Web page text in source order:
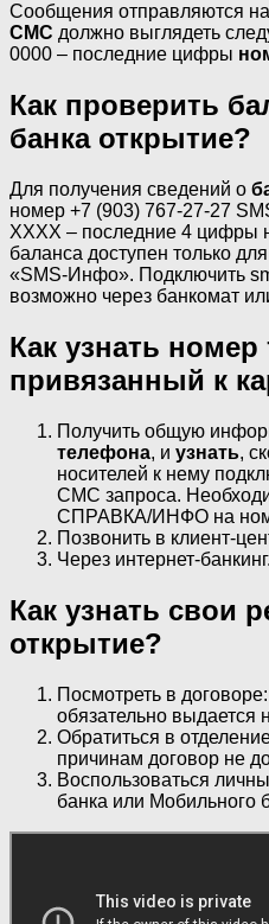
Сообщения отправляются на
СМС должно выглядеть
0000 – последние цифры
Как проверить
банка открытие?
Для получения сведений о
номер +7 (903) 767-27-27
XXXX – последние 4 цифры
баланса доступен только
«SMS-Инфо». Подключить
возможно через банкомат
Как узнать
привязанный к
Получить общую
телефона, и узнать,
носителей к нему
СМС запроса.
СПРАВКА/ИНФО на
Позвонить в клиент-
Через интернет-банкинг.
Как узнать свои
открытие?
Посмотреть в
обязательно выдается
Обратиться в
причинам договор не
Воспользоваться
банка или Мобильного